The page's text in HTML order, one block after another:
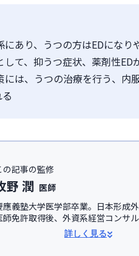
にあり、うつの方はEDにな
して、抑うつ症状、薬剤性ED
には、うつの治療を行う、内
の記事の監修
野 潤 医師
應義塾大学医学部卒業。日本形成
師免許取得後、外資系経営コンサ
慶應義塾大学医学部助教を経て、美
詳しく見る